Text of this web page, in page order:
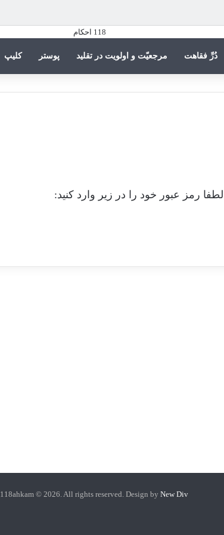
دُرِّ فقاهت مرجعیّت و اولویت در تقلید پوستر کلیپ
رمز عبور خود را در زیر وارد کنید:
118ahkam © 2026. All rights reserved. Design by New Div